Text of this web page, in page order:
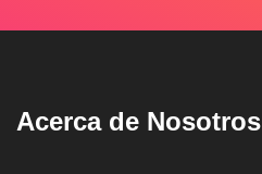
Acerca de Nosotros